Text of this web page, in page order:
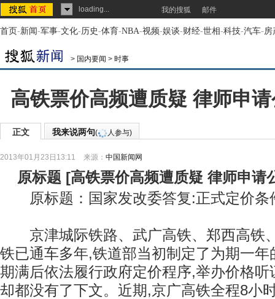
loading... 我的搜狐 邮件
首页-新闻-军事-文化-历史-体育-NBA-视频-娱谈-财经-世相-科技-汽车-房
> 国内要闻 > 时事
高铁票价高频遭质疑 律师申
正文 我来说两句( 人参与)
2013年01月23日13:11 来源： 中国新闻网
原标题 [高铁票价高频遭质疑 律师申请
原标题：国家发改委答复:正式定价条
京津城际铁路、武广高铁、郑西高铁
铁已通车多年,铁道部当初制定了为期一
期满后依法履行政府定价程序,举办价格
却都没有了下文。近期,京广高铁全程8小